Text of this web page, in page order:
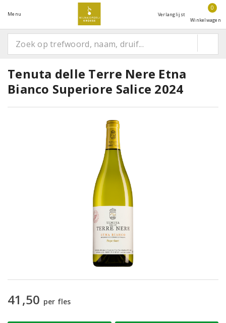
Menu Verlanglijst
0
Winkelwagen
Tenuta delle Terre Nere Etna
Bianco Superiore Salice 2024
41,50 per fles